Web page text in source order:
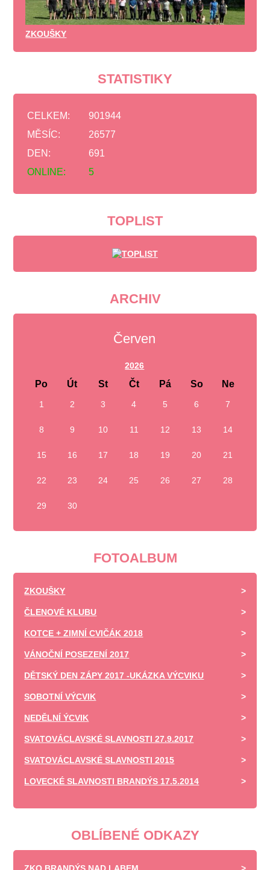
ZKOUŠKY
STATISTIKY
ONLINE: 5
CELKEM:
901944
MĚSÍC:
26577
DEN:
691
TOPLIST
ARCHIV
Červen
2026
Po Út St Čt Pá So Ne
1 2 3 4 5 6 7
8 9 10 11 12 13 14
15 16 17 18 19 20 21
22 23 24 25 26 27 28
29 30
FOTOALBUM
ZKOUŠKY
ČLENOVÉ KLUBU
KOTCE + ZIMNÍ CVIČÁK 2018
VÁNOČNÍ POSEZENÍ 2017
DĚTSKÝ DEN ZÁPY 2017 -UKÁZKA VÝCVIKU
SOBOTNÍ VÝCVIK
NEDĚLNÍ ÝCVIK
SVATOVÁCLAVSKÉ SLAVNOSTI 27.9.2017
SVATOVÁCLAVSKÉ SLAVNOSTI 2015
LOVECKÉ SLAVNOSTI BRANDÝS 17.5.2014
OBLÍBENÉ ODKAZY